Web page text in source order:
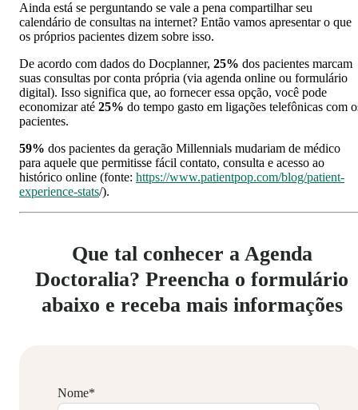
Ainda está se perguntando se vale a pena compartilhar seu
calendário de consultas na internet? Então vamos apresentar o que
os próprios pacientes dizem sobre isso.
De acordo com dados do Docplanner, 25% dos pacientes marcam
suas consultas por conta própria (via agenda online ou formulário
digital). Isso significa que, ao fornecer essa opção, você pode
economizar até 25% do tempo gasto em ligações telefônicas com
pacientes.
59% dos pacientes da geração Millennials mudariam de médico
para aquele que permitisse fácil contato, consulta e acesso ao
histórico online (fonte: https://www.patientpop.com/blog/patient-
experience-stats/).
Que tal conhecer a Agenda
Doctoralia? Preencha o formulário
abaixo e receba mais informações
Nome*